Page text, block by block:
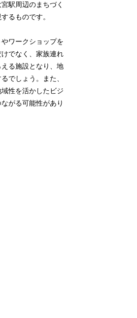
駅周辺のまちづく
るものです。
ワークショップを
でなく、家族連れ
る施設となり、地
でしょう。また、
性を活かしたビジ
がる可能性があり